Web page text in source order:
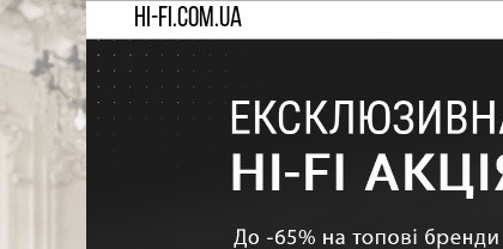
HI-FI.COM.UA